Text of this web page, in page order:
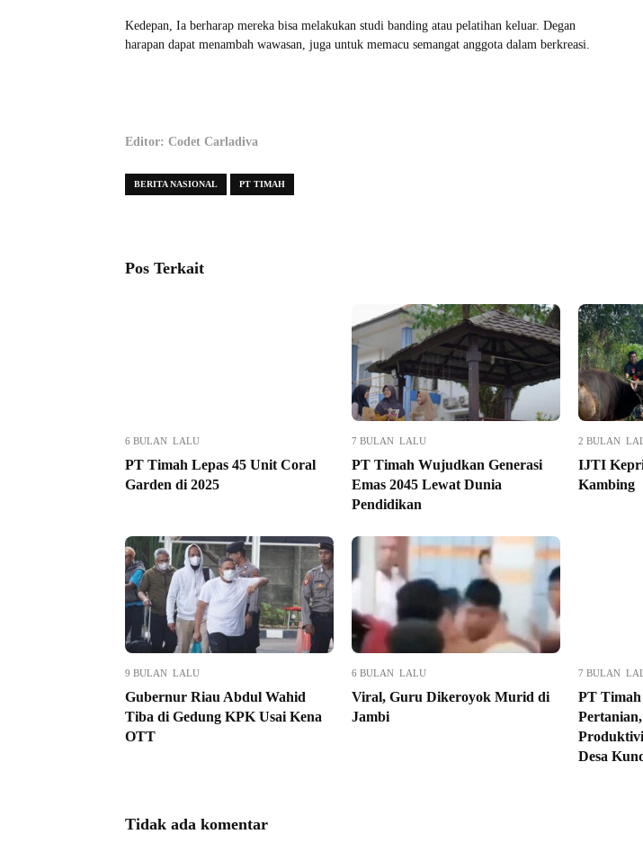
Kedepan, Ia berharap mereka bisa melakukan studi banding atau pelatihan keluar. Degan
harapan dapat menambah wawasan, juga untuk memacu semangat anggota dalam berkreasi.
Editor: Codet Carladiva
BERITA NASIONAL PT TIMAH
Pos Terkait
6 BULAN LALU
PT Timah Lepas 45 Unit Coral
Garden di 2025
7 BULAN LALU
PT Timah Wujudkan Generasi
Emas 2045 Lewat Dunia
Pendidikan
2 BULAN
IJTI
Kambing
9 BULAN LALU
Gubernur Riau Abdul Wahid
Tiba di Gedung KPK Usai Kena
OTT
6 BULAN LALU
Viral, Guru Dikeroyok Murid di
Jambi
7 BULAN
PT
Desa
Tidak ada komentar